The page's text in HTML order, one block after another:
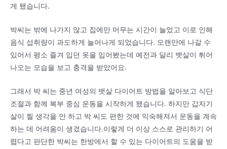
게 됐습니다.
박씨는 밖에 나가지 않고 집에만 머무는 시간이 늘었고 이로 인해
음식 섭취량이 과도하게 늘어나게 되었습니다. 오랜만에 나갈 수
있어서 평소 즐겨 입던 옷을 입어봤는데 예전과 달리 뱃살이 튀어
나오는 모습을 보고 충격을 받았어요.
그래서 박 씨는 중년 여성의 뱃살 다이어트 방법을 알아보고 식단
조절과 함께 복부 중심 운동을 시작하게 됐습니다. 하지만 갑자기
살이 찔 생각을 안 하고 박 씨도 편한 것에 익숙해져서 운동을 계속
하는 데 어려움이 생겼습니다.이렇게 더 이상 스스로 관리하기 어
렵다고 판단한 박씨는 한방에서 할 수 있는 다이어트의 도움을 받